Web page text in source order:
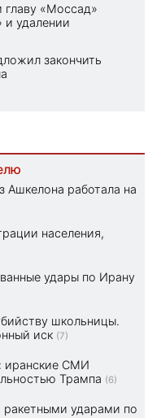
«Моссад»
и удалении
закончить
Ашкелона работала на
населения,
удары по Ирану
школьницы.
иск (7)
иранские СМИ
Трампа (6)
ударами по